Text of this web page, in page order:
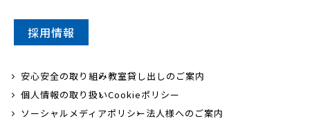
採用情報
安心安全の取り組み教室貸し出しのご案内
個人情報の取り扱いCookieポリシー
ソーシャルメディアポリシー法人様へのご案内